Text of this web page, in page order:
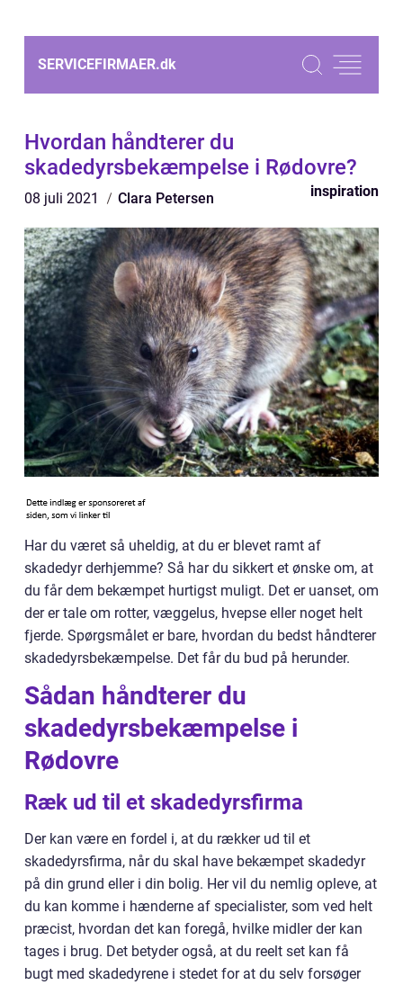
SERVICEFIRMAER.dk
Hvordan håndterer du
skadedyrsbekæmpelse i Rødovre?
08 juli 2021 Clara Petersen inspiration
Har du været så uheldig, at du er blevet ramt af
skadedyr derhjemme? Så har du sikkert et ønske om, at
du får dem bekæmpet hurtigst muligt. Det er uanset, om
der er tale om rotter, væggelus, hvepse eller noget helt
fjerde. Spørgsmålet er bare, hvordan du bedst håndterer
skadedyrsbekæmpelse. Det får du bud på herunder.
Sådan håndterer du
skadedyrsbekæmpelse i
Rødovre
Ræk ud til et skadedyrsfirma
Der kan være en fordel i, at du rækker ud til et
skadedyrsfirma, når du skal have bekæmpet skadedyr
på din grund eller i din bolig. Her vil du nemlig opleve, at
du kan komme i hænderne af specialister, som ved helt
præcist, hvordan det kan foregå, hvilke midler der kan
tages i brug. Det betyder også, at du reelt set kan få
bugt med skadedyrene i stedet for at du selv forsøger